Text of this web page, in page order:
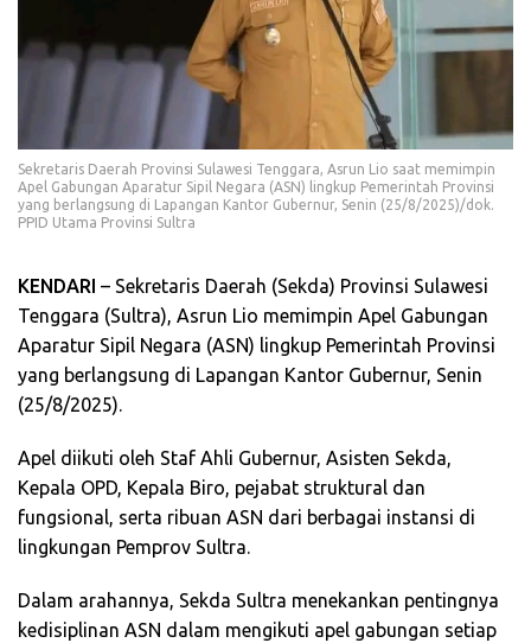
Sekretaris Daerah Provinsi Sulawesi Tenggara, Asrun Lio saat memimpin
Apel Gabungan Aparatur Sipil Negara (ASN) lingkup Pemerintah Provinsi
yang berlangsung di Lapangan Kantor Gubernur, Senin (25/8/2025)/dok.
PPID Utama Provinsi Sultra
KENDARI – Sekretaris Daerah (Sekda) Provinsi Sulawesi
Tenggara (Sultra), Asrun Lio memimpin Apel Gabungan
Aparatur Sipil Negara (ASN) lingkup Pemerintah Provinsi
yang berlangsung di Lapangan Kantor Gubernur, Senin
(25/8/2025).
Apel diikuti oleh Staf Ahli Gubernur, Asisten Sekda,
Kepala OPD, Kepala Biro, pejabat struktural dan
fungsional, serta ribuan ASN dari berbagai instansi di
lingkungan Pemprov Sultra.
Dalam arahannya, Sekda Sultra menekankan pentingnya
kedisiplinan ASN dalam mengikuti apel gabungan setiap